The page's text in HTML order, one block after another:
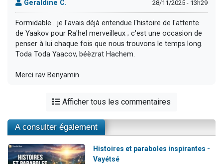
Geraldine C. 28/11/2025 - 13h29
Formidable....je l'avais déjà entendue l'histoire de l'attente
de Yaakov pour Ra'hel merveilleux ; c'est une occasion de
penser à lui chaque fois que nous trouvons le temps long.
Toda Toda Yaacov, béèzrat Hachem.
Merci rav Benyamin.
Afficher tous les commentaires
A consulter également
Histoires et paraboles inspirantes -
Vayétsé